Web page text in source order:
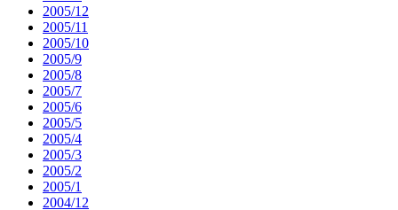
2005/12
2005/11
2005/10
2005/9
2005/8
2005/7
2005/6
2005/5
2005/4
2005/3
2005/2
2005/1
2004/12